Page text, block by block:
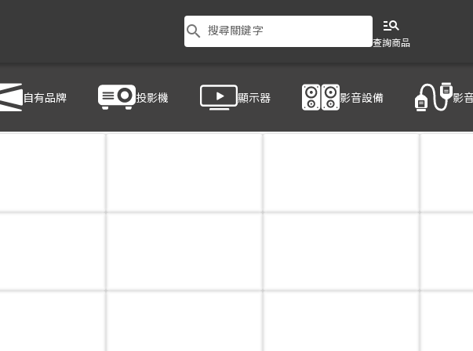
search 搜尋關鍵字 manage_search
查詢商品
自有品牌 投影機 顯示器 影音設備 影